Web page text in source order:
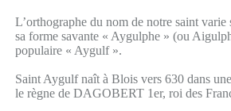
L’orthographe du nom de notre saint varie
sa forme savante « Aygulphe » (ou
populaire « Aygulf ».
Saint Aygulf naît à Blois vers 630 dans
le règne de DAGOBERT 1er, roi des